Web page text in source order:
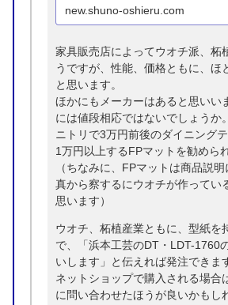
す。末広がりの
new.shuno-oshieru.com
家具販売店によってウオチ派、柘
うですが、性能、価格ともに、ほ
と思います。
ほかにもメーカーはあると思いい
には値段相応ではないでしょうか。
ニトリで3万円前後のダイニング
1万円以上するFPマットを勧めら
（ちなみに、FPマットは商品説
真から察するにウオチが作ってい
思います）
ウオチ、柘植産業ともに、型紙を
で、「浜本工芸のDT・LDT-1760
いします」と伝えれば発注できま
ネットショップで購入される場合
に問い合わせたほうが良いかもし